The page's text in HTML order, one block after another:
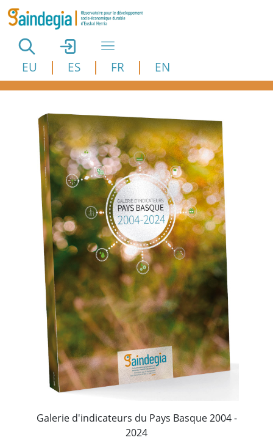
Aller au contenu principal
EU ES FR EN
Galerie d'indicateurs du Pays Basque 2004 -
2024